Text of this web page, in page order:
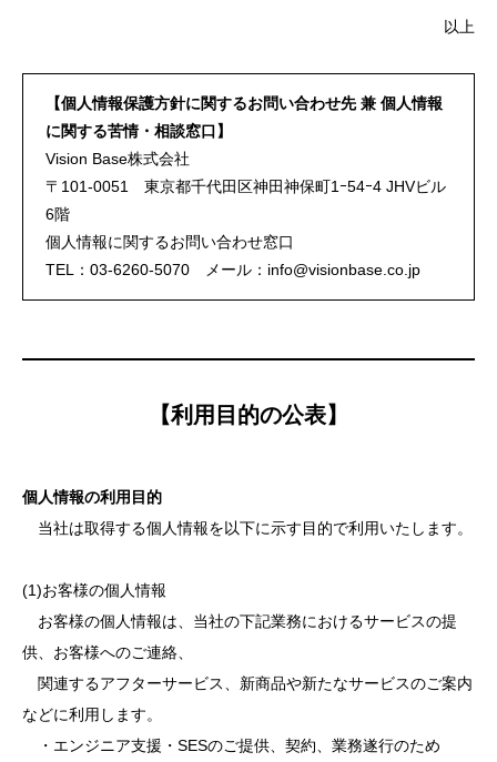
以上
【個人情報保護方針に関するお問い合わせ先 兼 個人情報
に関する苦情・相談窓口】
Vision Base株式会社
〒101-0051 東京都千代田区神田神保町1ｰ54ｰ4 JHVビル
6階
個人情報に関するお問い合わせ窓口
TEL：03-6260-5070 メール：info@visionbase.co.jp
【利用目的の公表】
個人情報の利用目的
当社は取得する個人情報を以下に示す目的で利用いたします。
(1)お客様の個人情報
お客様の個人情報は、当社の下記業務におけるサービスの提
供、お客様へのご連絡、
関連するアフターサービス、新商品や新たなサービスのご案内
などに利用します。
・エンジニア支援・SESのご提供、契約、業務遂行のため